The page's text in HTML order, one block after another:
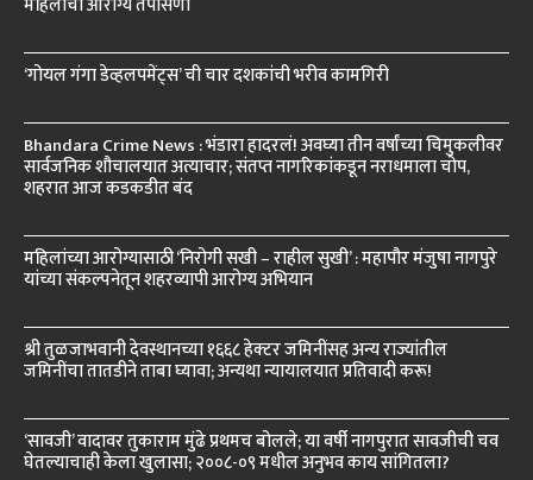
‘गोयल गंगा डेव्हलपमेंट्स’ ची चार दशकांची भरीव कामगिरी
Bhandara Crime News : भंडारा हादरलं! अवघ्या तीन वर्षांच्या चिमुकलीवर
सार्वजनिक शौचालयात अत्याचार; संतप्त नागरिकांकडून नराधमाला चोप,
शहरात आज कडकडीत बंद
महिलांच्या आरोग्यासाठी ‘निरोगी सखी – राहील सुखी’ : महापौर मंजुषा नागपुरे
यांच्या संकल्पनेतून शहरव्यापी आरोग्य अभियान
श्री तुळजाभवानी देवस्थानच्या १६६८ हेक्टर जमिनींसह अन्य राज्यांतील
जमिनींचा तातडीने ताबा घ्यावा; अन्यथा न्यायालयात प्रतिवादी करू!
‘सावजी’ वादावर तुकाराम मुंढे प्रथमच बोलले; या वर्षी नागपुरात सावजीची चव
घेतल्याचाही केला खुलासा; २००८-०९ मधील अनुभव काय सांगितला?